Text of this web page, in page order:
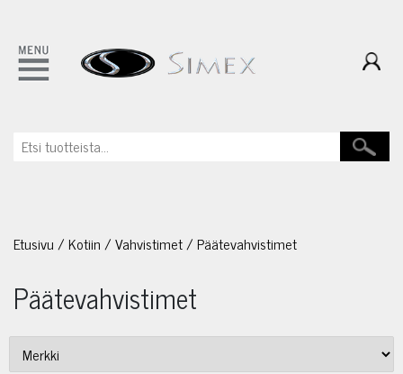
Etusivu/Kotiin/Vahvistimet/Päätevahvistimet
Päätevahvistimet